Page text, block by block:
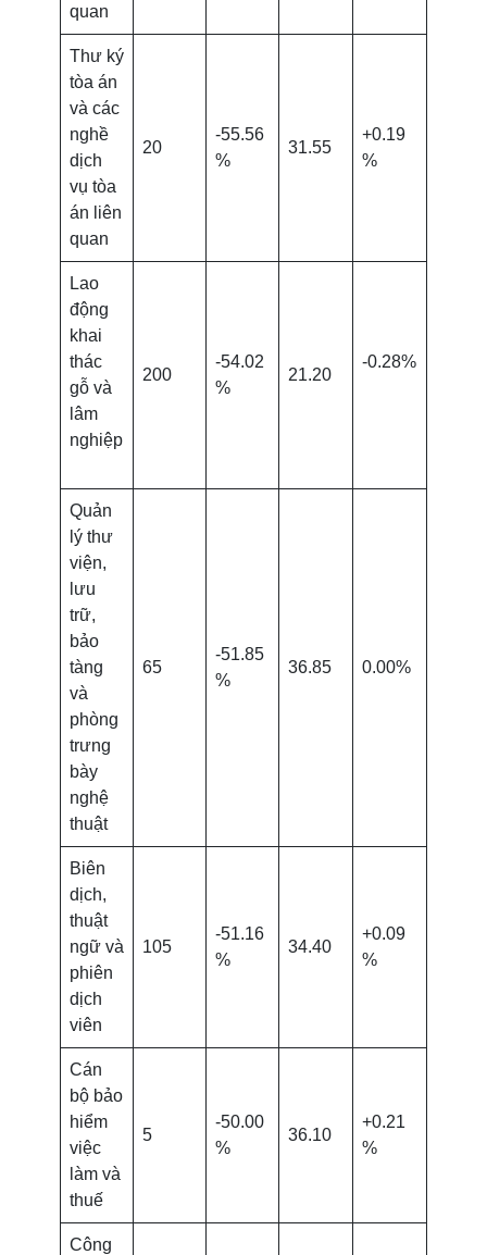
quan
Thư ký
tòa án
và các
nghề
dịch
vụ tòa
án liên
quan
20
-55.56
%
31.55
+0.19
%
Lao
động
khai
thác
gỗ và
lâm
nghiệp
200
-54.02
%
21.20
-0.28%
Quản
lý thư
viện,
lưu
trữ,
bảo
tàng
và
phòng
trưng
bày
nghệ
thuật
65
-51.85
%
36.85 0.00%
Biên
dịch,
thuật
ngữ và
phiên
dịch
viên
105
-51.16
%
34.40
+0.09
%
Cán
bộ bảo
hiểm
việc
làm và
thuế
5
-50.00
%
36.10
+0.21
%
Công